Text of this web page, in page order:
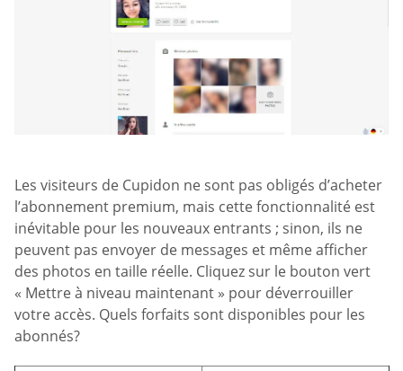
Les visiteurs de Cupidon ne sont pas obligés d’acheter
l’abonnement premium, mais cette fonctionnalité est
inévitable pour les nouveaux entrants ; sinon, ils ne
peuvent pas envoyer de messages et même afficher
des photos en taille réelle. Cliquez sur le bouton vert
« Mettre à niveau maintenant » pour déverrouiller
votre accès. Quels forfaits sont disponibles pour les
abonnés?